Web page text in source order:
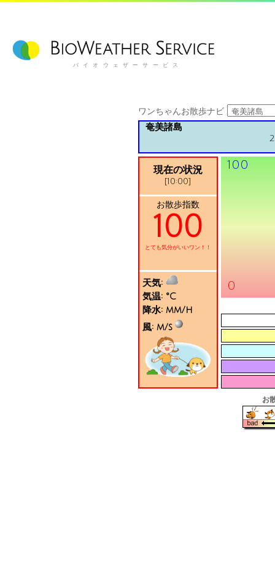
バイオウェザーサービス
ワンちゃんお散歩ナビ
奄美諸島
現在の状況
[10:00]
お散歩指数
100
とても気分がいいワン！！
天気:
気温: °C
降水: mm/h
風: m/s
100
0
お